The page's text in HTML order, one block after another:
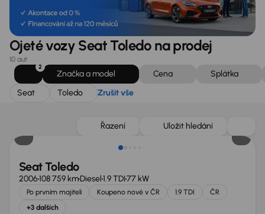
Ojeté vozy Seat Toledo na prodej
10 aut
2
Značka a model Cena
Splátka
Seat
Toledo Zrušit vše
Řazení Uložit hledání
Seat Toledo
2006108 759 kmDiesel1.9 TDI77 kW
Po prvním majiteli Koupeno nové v ČR 1.9 TDI
ČR
+3 dalších